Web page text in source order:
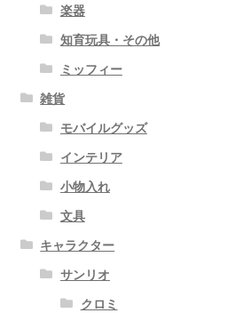
楽器
知育玩具・その他
ミッフィー
雑貨
モバイルグッズ
インテリア
小物入れ
文具
キャラクター
サンリオ
クロミ